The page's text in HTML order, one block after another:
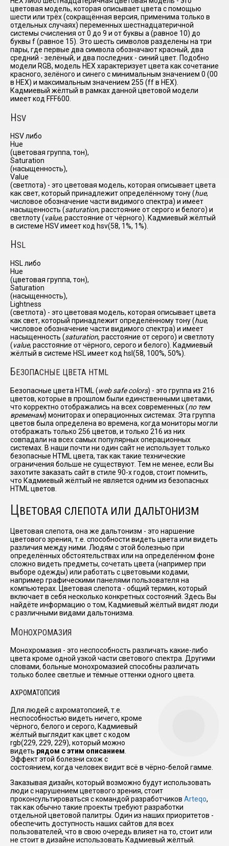
цветовая модель, которая описывает цвета с помощью
шести или трёх (сокращённая версия, применима только в
отдельных случаях) переменных шестнадцатеричной
системы счисления от 0 до 9 и от буквы a (равное 10) до
буквы f (равное 15). Это шесть символов разделены на три
пары, где первые два символа обозначают красный, два
средний - зелёный, и два последних - синий цвет. Подобно
модели RGB, модель HEX характеризует цвета как сочетание
красного, зелёного и синего с минимальным значением 0 (00
в HEX) и максимальным значением 255 (ff в HEX).
Кадмиевый жёлтый в рамках данной цветовой модели
имеет код FFF600.
HSV
HSV либо
Hue
(цветовая группа, тон),
Saturation
(насыщенность),
Value
(светлота) - это цветовая модель, которая описывает цвета
как свет, который принадлежит определённому тону (hue,
числовое обозначение части видимого спектра) и имеет
насыщенность (saturation, расстояние от серого и белого) и
светлоту (value, расстояние от чёрного). Кадмиевый жёлтый
в системе HSV имеет код hsv(58, 1%, 1%).
HSL
HSL либо
Hue
(цветовая группа, тон),
Saturation
(насыщенность),
Lightness
(светлота) - это цветовая модель, которая описывает цвета
как свет, который принадлежит определённому тону (hue,
числовое обозначение части видимого спектра) и имеет
насыщенность (saturation, расстояние от серого) и светлоту
(value, расстояние от чёрного, серого и белого). Кадмиевый
жёлтый в системе HSL имеет код hsl(58, 100%, 50%).
Б ЕЗОПАСНЫЕ ЦВЕТА HTML
Безопасные цвета HTML (web safe colors) - это группа из 216
цветов, которые в прошлом были единственными цветами,
что корректно отображались на всех современных (по тем
временам) мониторах и операционных системах. Эта группа
цветов была определена во времена, когда мониторы могли
отображать только 256 цветов, и только 216 из них
совпадали на всех самых популярных операционных
системах. В наши почти ни один сайт не использует только
безопасные HTML цвета, так как такие технические
ограничения больше не существуют. Тем не менее, если Вы
захотите заказать сайт в стиле 90-х годов, стоит помнить,
что Кадмиевый жёлтый не является одним из безопасных
HTML цветов.
ЦВЕТОВАЯ СЛЕПОТА ИЛИ ДАЛЬТОНИЗМ
Цветовая слепота, она же дальтонизм - это наршение
цветового зрения, т.е. способности видеть цвета или видеть
различия между ними. Людям с этой болезнью при
определённых обстоятельствах или на определённом фоне
сложно видеть предметы, сочетать цвета (например при
выборе одежды) или работать с цветовыми кодами,
например графическими панелями пользователя на
компьютерах. Цветовая слепота - общий термин, который
включает в себя несколько конкретных состояний. Здесь Вы
найдёте информацию о том, Кадмиевый жёлтый видят люди
с различными видами дальтонизма.
МОНОХРОМАЗИЯ
Монохромазия - это неспособность различать какие-либо
цвета кроме одной узкой части светового спектра. Другими
словами, больные монохромазией способны различать
только более светлые и тёмные оттенки одного цвета.
АХРОМАТОПСИЯ
Для людей с ахроматопсией, т.е.
неспособностью видеть ничего, кроме
чёрного, белого и серого, Кадмиевый
жёлтый выглядит как цвет с кодом
rgb(229, 229, 229), который можно
видеть рядом с этим описанием.
Эффект этой болезни схож с
состоянием, когда человек видит всё в чёрно-белой гамме.
Заказывая дизайн, который возможно будут использовать
люди с нарушением цветового зрения, стоит
проконсультироваться с командой разработчиков Arteqo,
так как обычно такие проекты требуют разработки
отдельной цветовой палитры. Один из наших приоритетов -
обеспечить доступность наших сайтов для всех
пользователей, что в свою очередь влияет на то, стоит или
не стоит в дизайне использовать Кадмиевый жёлтый.